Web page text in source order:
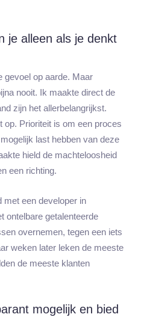
je alleen als je denkt
gevoel op aarde. Maar
nooit. Ik maakte direct de
zijn het allerbelangrijkst.
op. Prioriteit is om een proces
last hebben van deze
hield de machteloosheid
een richting.
met een developer in
ontelbare getalenteerde
overnemen, tegen een iets
weken later leken de meeste
de meeste klanten
mogelijk en bied